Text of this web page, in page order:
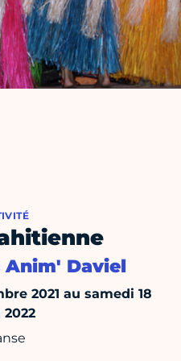
Anim' Daviel
2021 au samedi 18